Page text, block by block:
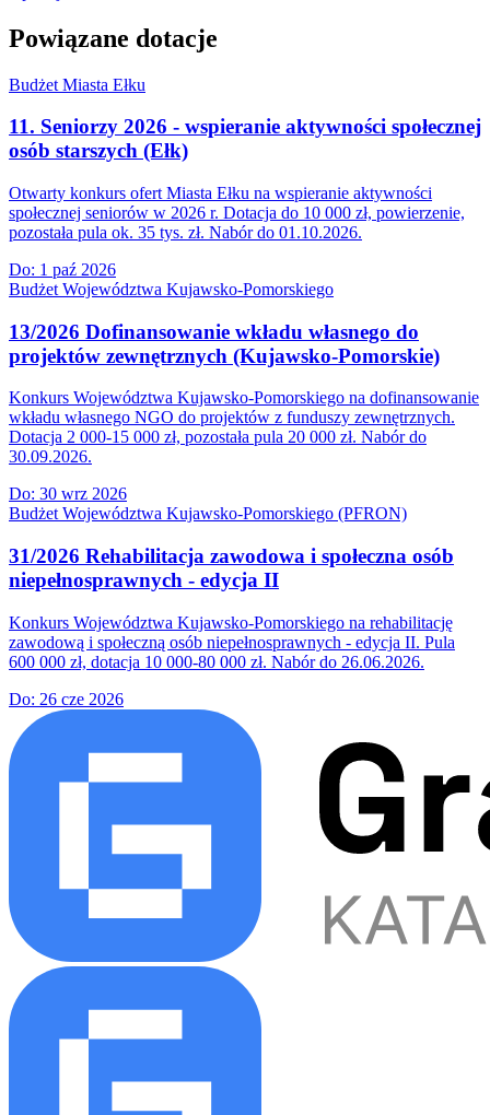
Powiązane dotacje
Budżet Miasta Ełku
11. Seniorzy 2026 - wspieranie aktywności społecznej
osób starszych (Ełk)
Otwarty konkurs ofert Miasta Ełku na wspieranie aktywności
społecznej seniorów w 2026 r. Dotacja do 10 000 zł, powierzenie,
pozostała pula ok. 35 tys. zł. Nabór do 01.10.2026.
Do: 1 paź 2026
Budżet Województwa Kujawsko-Pomorskiego
13/2026 Dofinansowanie wkładu własnego do
projektów zewnętrznych (Kujawsko-Pomorskie)
Konkurs Województwa Kujawsko-Pomorskiego na dofinansowanie
wkładu własnego NGO do projektów z funduszy zewnętrznych.
Dotacja 2 000-15 000 zł, pozostała pula 20 000 zł. Nabór do
30.09.2026.
Do: 30 wrz 2026
Budżet Województwa Kujawsko-Pomorskiego (PFRON)
31/2026 Rehabilitacja zawodowa i społeczna osób
niepełnosprawnych - edycja II
Konkurs Województwa Kujawsko-Pomorskiego na rehabilitację
zawodową i społeczną osób niepełnosprawnych - edycja II. Pula
600 000 zł, dotacja 10 000-80 000 zł. Nabór do 26.06.2026.
Do: 26 cze 2026